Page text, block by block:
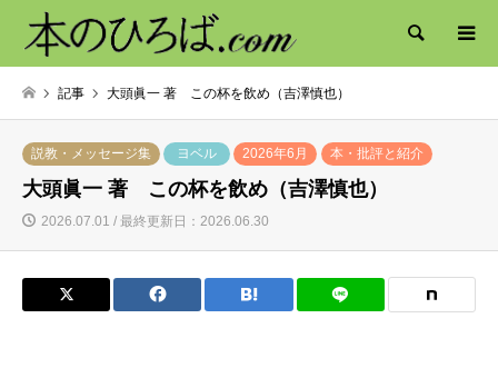
検索
記事 大頭眞一 著 この杯を飲め（吉澤慎也）
説教・メッセージ集 ヨベル 2026年6月 本・批評と紹介
大頭眞一 著 この杯を飲め（吉澤慎也）
2026.07.01 / 最終更新日：2026.06.30